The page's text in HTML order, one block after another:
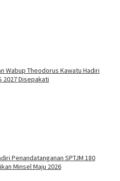
Wabup Theodorus Kawatu Hadiri
2027 Disepakati
Penandatanganan SPTJM 180
Minsel Maju 2026